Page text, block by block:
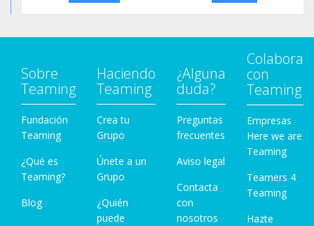
Sobre
Teaming
Fundación
Teaming
¿Qué es
Teaming?
Blog
Haciendo
Teaming
Crea tu
Grupo
Únete a un
Grupo
¿Quién
puede
¿Alguna
duda?
Preguntas
frecuentes
Aviso legal
Contacta
con
nosotros
Colabora
con
Teaming
Empresas
Here we are
Teaming
Teamers 4
Teaming
Hazte